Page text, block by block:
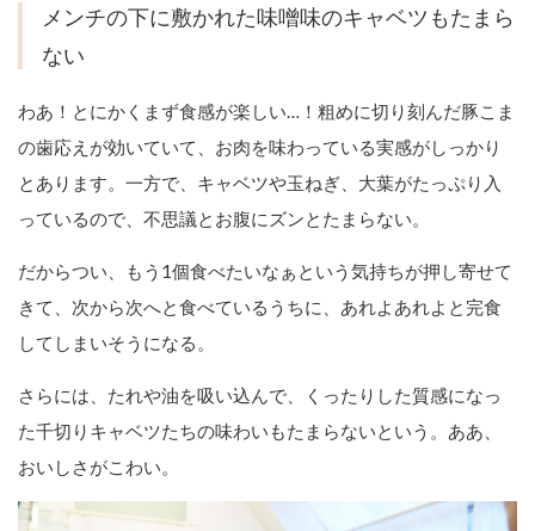
メンチの下に敷かれた味噌味のキャベツもたまら
ない
わあ！とにかくまず食感が楽しい…！粗めに切り刻んだ豚こま
の歯応えが効いていて、お肉を味わっている実感がしっかり
とあります。一方で、キャベツや玉ねぎ、大葉がたっぷり入
っているので、不思議とお腹にズンとたまらない。
だからつい、もう1個食べたいなぁという気持ちが押し寄せて
きて、次から次へと食べているうちに、あれよあれよと完食
してしまいそうになる。
さらには、たれや油を吸い込んで、くったりした質感になっ
た千切りキャベツたちの味わいもたまらないという。ああ、
おいしさがこわい。